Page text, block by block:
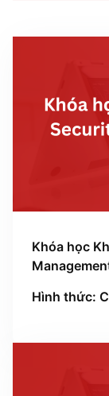
Khóa học
Hình thức: C